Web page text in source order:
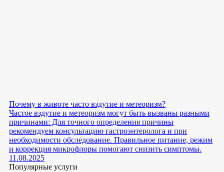
Почему в животе часто вздутие и метеоризм?
Частое вздутие и метеоризм могут быть вызваны разными
причинами: Для точного определения причины
рекомендуем консультацию гастроэнтеролога и при
необходимости обследование. Правильное питание, режим
и коррекция микрофлоры помогают снизить симптомы.
11.08.2025
Популярные услуги